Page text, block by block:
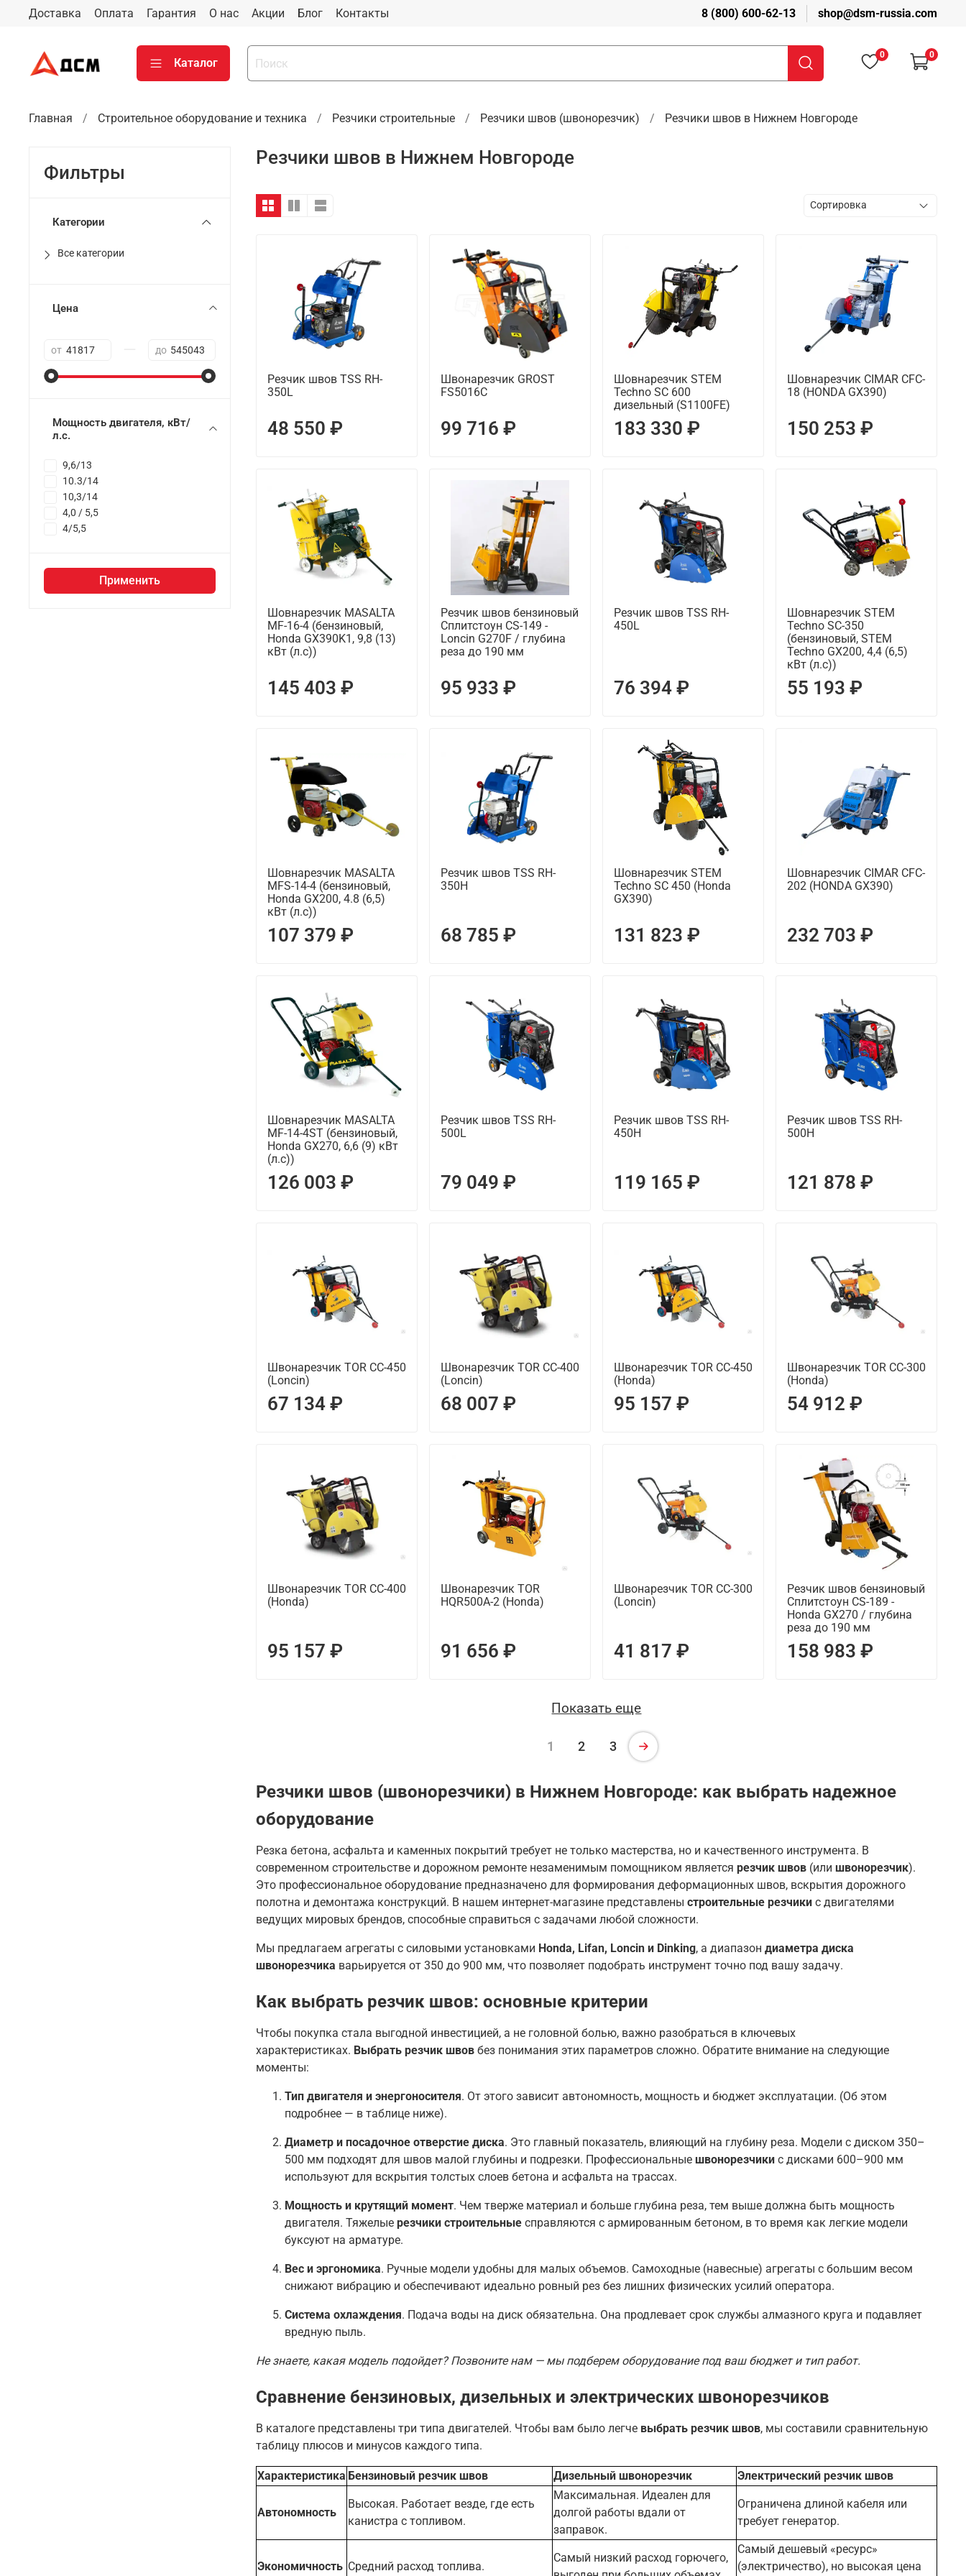
Доставка Оплата Гарантия О нас Акции Блог Контакты 8 (800) 600-62-13 shop@dsm-russia.com
Каталог
0 0
Главная Строительное оборудование и техника Резчики строительные Резчики швов (швонорезчик) Резчики швов в Нижнем Новгороде
Резчики швов в Нижнем Новгороде
Резчик швов TSS RH-
350L
48 550 ₽
Швонарезчик GROST
FS5016C
99 716 ₽
Шовнарезчик STEM
Techno SC 600
дизельный (S1100FE)
183 330 ₽
Шовнарезчик CIMAR CFC-
18 (HONDA GX390)
150 253 ₽
Шовнарезчик MASALTA
MF-16-4 (бензиновый,
Honda GX390K1, 9,8 (13)
кВт (л.с))
145 403 ₽
Резчик швов бензиновый
Сплитстоун CS-149 -
Loncin G270F / глубина
реза до 190 мм
95 933 ₽
Резчик швов TSS RH-
450L
76 394 ₽
Шовнарезчик STEM
Techno SC-350
(бензиновый, STEM
Techno GX200, 4,4 (6,5)
кВт (л.с))
55 193 ₽
Шовнарезчик MASALTA
MFS-14-4 (бензиновый,
Honda GX200, 4.8 (6,5)
кВт (л.с))
107 379 ₽
Резчик швов TSS RH-
350H
68 785 ₽
Шовнарезчик STEM
Techno SC 450 (Honda
GX390)
131 823 ₽
Шовнарезчик CIMAR CFC-
202 (HONDA GX390)
232 703 ₽
Шовнарезчик MASALTA
MF-14-4ST (бензиновый,
Honda GX270, 6,6 (9) кВт
(л.с))
126 003 ₽
Резчик швов TSS RH-
500L
79 049 ₽
Резчик швов TSS RH-
450H
119 165 ₽
Резчик швов TSS RH-
500H
121 878 ₽
Швонарезчик TOR CC-450
(Loncin)
67 134 ₽
Швонарезчик TOR CC-400
(Loncin)
68 007 ₽
Швонарезчик TOR CC-450
(Honda)
95 157 ₽
Швонарезчик TOR CC-300
(Honda)
54 912 ₽
Швонарезчик TOR CC-400
(Honda)
95 157 ₽
Швонарезчик TOR
HQR500A-2 (Honda)
91 656 ₽
Швонарезчик TOR CC-300
(Loncin)
41 817 ₽
Резчик швов бензиновый
Сплитстоун CS-189 -
Honda GX270 / глубина
реза до 190 мм
158 983 ₽
Показать еще
1 2 3
Резчики швов (швонорезчики) в Нижнем Новгороде: как выбрать надежное
оборудование
Резка бетона, асфальта и каменных покрытий требует не только мастерства, но и качественного инструмента. В
современном строительстве и дорожном ремонте незаменимым помощником является резчик швов(или швонорезчик).
Это профессиональное оборудование предназначено для формирования деформационных швов, вскрытия дорожного
полотна и демонтажа конструкций. В нашем интернет-магазине представлены строительные резчикис двигателями
ведущих мировых брендов, способные справиться с задачами любой сложности.
Мы предлагаем агрегаты с силовыми установками Honda, Lifan, Loncin и Dinking, а диапазон диаметра диска
швонорезчика варьируется от 350 до 900 мм, что позволяет подобрать инструмент точно под вашу задачу.
Как выбрать резчик швов: основные критерии
Чтобы покупка стала выгодной инвестицией, а не головной болью, важно разобраться в ключевых
характеристиках. Выбрать резчик швовбез понимания этих параметров сложно. Обратите внимание на следующие
моменты:
Тип двигателя и энергоносителя. От этого зависит автономность, мощность и бюджет эксплуатации. (Об этом
подробнее — в таблице ниже).
Диаметр и посадочное отверстие диска. Это главный показатель, влияющий на глубину реза. Модели с диском 350–
500 мм подходят для швов малой глубины и подрезки. Профессиональные швонорезчикис дисками 600–900 мм
используют для вскрытия толстых слоев бетона и асфальта на трассах.
Мощность и крутящий момент. Чем тверже материал и больше глубина реза, тем выше должна быть мощность
двигателя. Тяжелые резчики строительныесправляются с армированным бетоном, в то время как легкие модели
буксуют на арматуре.
Вес и эргономика. Ручные модели удобны для малых объемов. Самоходные (навесные) агрегаты с большим весом
снижают вибрацию и обеспечивают идеально ровный рез без лишних физических усилий оператора.
Система охлаждения. Подача воды на диск обязательна. Она продлевает срок службы алмазного круга и подавляет
вредную пыль.
Не знаете, какая модель подойдет? Позвоните нам — мы подберем оборудование под ваш бюджет и тип работ.
Сравнение бензиновых, дизельных и электрических швонорезчиков
В каталоге представлены три типа двигателей. Чтобы вам было легче выбрать резчик швов, мы составили сравнительную
таблицу плюсов и минусов каждого типа.
Характеристика Бензиновый резчик швов Дизельный швонорезчик Электрический резчик швов
Автономность
Высокая. Работает везде, где есть
канистра с топливом.
Максимальная. Идеален для
долгой работы вдали от
заправок.
Ограничена длиной кабеля или
требует генератор.
Экономичность Средний расход топлива.
Самый низкий расход горючего,
Самый дешевый «ресурс»
(электричество), но высокая цена
Фильтры
Категории
Все категории
Цена
от до
Мощность двигателя, кВт/
л.с.
9,6/13
10.3/14
10,3/14
4,0 / 5,5
4/5,5
Применить